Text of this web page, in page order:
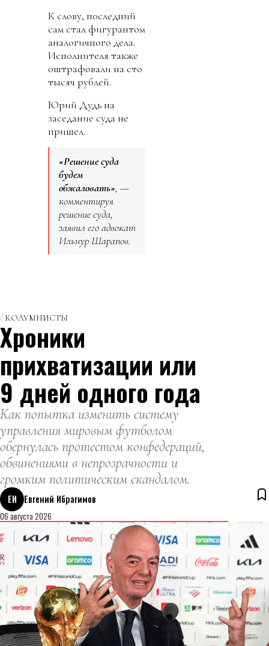
К слову, последний
сам стал фигурантом
аналогичного дела.
Исполнителя также
оштрафовали на сто
тысяч рублей.
Юрий Дудь на
заседание суда не
пришел.
«Решение суда
будем
обжаловать», —
комментируя
решение суда,
заявил его адвокат
Ильнур Шарапов.
КОЛУМНИСТЫ
Хроники
прихватизации или
9 дней одного года
Как попытка изменить систему
управления мировым футболом
обернулась протестом конфедераций,
обвинениями в непрозрачности и
громким политическим скандалом.
ЕИ
Евгений Ибрагимов
06 августа 2026